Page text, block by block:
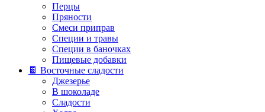
Перцы
Пряности
Смеси приправ
Специи и травы
Специи в баночках
Пищевые добавки
🍫 Восточные сладости
Джезерье
В шоколаде
Сладости